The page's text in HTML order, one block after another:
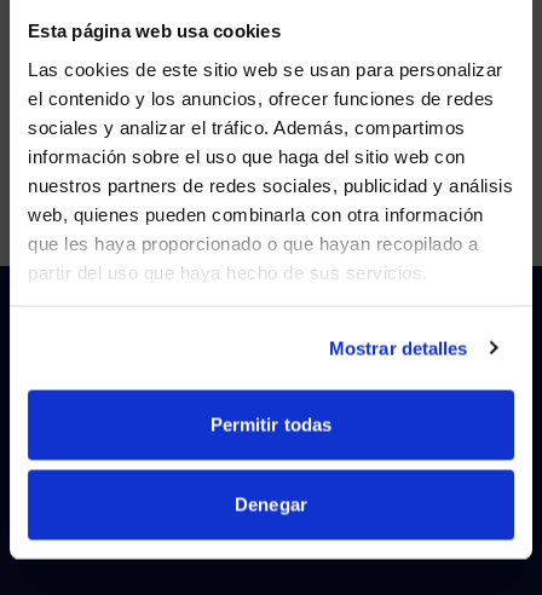
Esta página web usa cookies
Las cookies de este sitio web se usan para personalizar
el contenido y los anuncios, ofrecer funciones de redes
sociales y analizar el tráfico. Además, compartimos
información sobre el uso que haga del sitio web con
nuestros partners de redes sociales, publicidad y análisis
web, quienes pueden combinarla con otra información
que les haya proporcionado o que hayan recopilado a
partir del uso que haya hecho de sus servicios.
Mostrar detalles
Permitir todas
Denegar
No results found.
CONTACT US HELP DESK
WE NOTICED YOU'RE IN USA.
instead?
YES, TAKE ME THERE
NO, STAY ON THIS SITE